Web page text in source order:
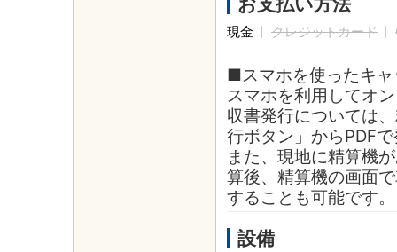
現金 クレジットカード
■スマホを使ったキ
スマホを利用してオ
収書発行については
行ボタン」からPDF
また、現地に精算機
算後、精算機の画面
することも可能です。
設備